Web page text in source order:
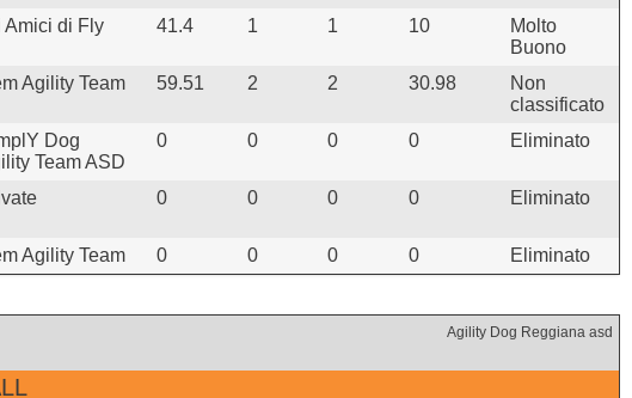
Amici di Fly 41.4 1 1 10
Molto
Buono
Agility Team 59.51 2 2 30.98
Non
classificato
Dog
Team ASD
0 0 0 0 Eliminato
0 0 0 0 Eliminato
Agility Team 0 0 0 0 Eliminato
Agility Dog Reggiana asd